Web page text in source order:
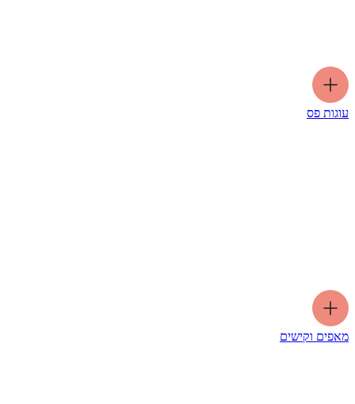
עוגות פס
מאפים וקישים